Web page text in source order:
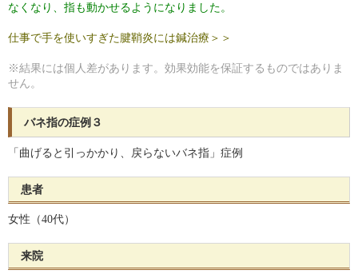
なくなり、指も動かせるようになりました。
仕事で手を使いすぎた腱鞘炎には鍼治療＞＞
※結果には個人差があります。効果効能を保証するものではありま
せん。
バネ指の症例３
「曲げると引っかかり、戻らないバネ指」症例
患者
女性（40代）
来院